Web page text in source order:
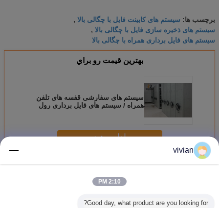
برچسب ها: سیستم های کابینت فایل با چگالی بالا ,
سیستم های ذخیره سازی فایل با چگالی بالا ,
سیستم های فایل برداری همراه با چگالی بالا
بهترين قيمت رو براي
سیستم های سفارشی قفسه های تلفن
همراه / سیستم های فایل برداری رول
ادامه هید
بیشسیستم قفسه کابینت های فایل متحرک
vivian
2:10 PM
Good day, what product are you looking for?